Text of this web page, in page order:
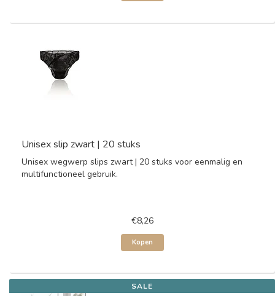
Unisex slip zwart | 20 stuks
Unisex wegwerp slips zwart | 20 stuks voor eenmalig en
multifunctioneel gebruik.
€8,26
Kopen
SALE